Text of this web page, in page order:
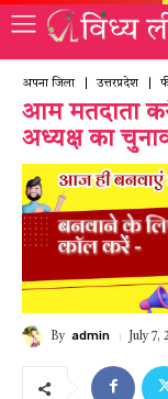
अपना जिला उत्तरप्रदेश
आम मतदाता करे
अध्यक्ष का
By admin July 7,